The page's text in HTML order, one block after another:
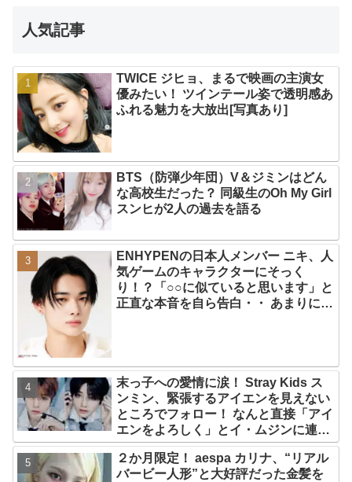
人気記事
TWICE ジヒョ、まるで映画の主演女
優みたい！ ツインテール姿で透明感あ
ふれる魅力を大放出[写真あり]
BTS（防弾少年団）V＆ジミンはどん
な高校生だった？ 同級生のOh My Girl
スンヒが2人の過去を語る
ENHYPENの日本人メンバー ニキ、人
気ゲームのキャラクターにそっく
り！？「○○に似ていると思います」と
正直な本音を自ら告白・・ あまりにも
末っ子への愛情に涙！ Stray Kids ス
ンミン、緊張するアイエンを見えない
ところでフォロー！ なんと直接「アイ
エンをよろしく」とイ・ムジンに連
絡… 愛にあふれたエピソードにファン
感動
２か月限定！ aespa カリナ、“リアル
バービー人形”と大好評だった金髪を